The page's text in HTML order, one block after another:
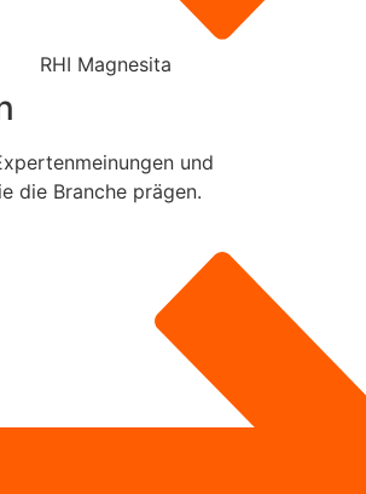
und
die Branche prägen.